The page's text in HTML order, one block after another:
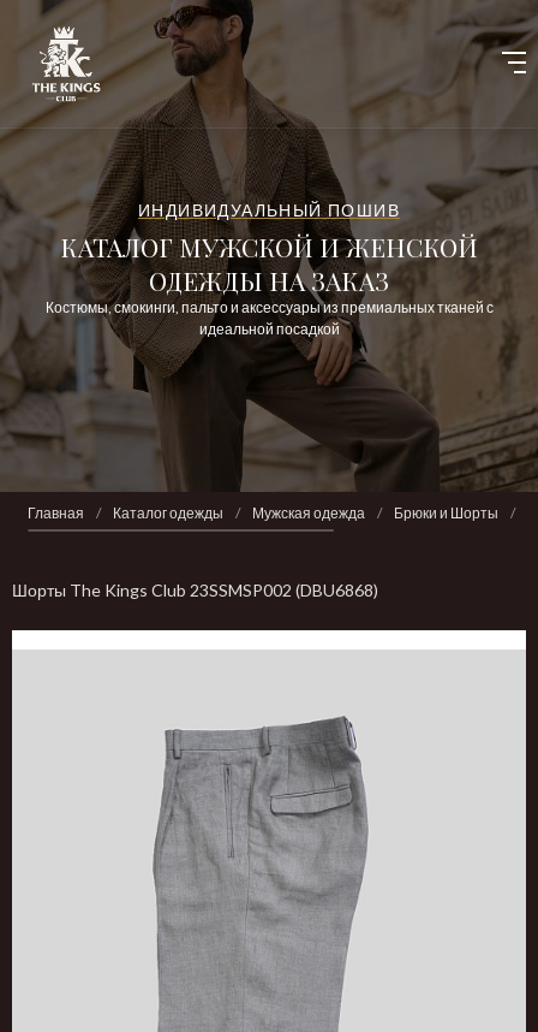
ИНДИВИДУАЛЬНЫЙ ПОШИВ
КАТАЛОГ МУЖСКОЙ И ЖЕНСКОЙ
ОДЕЖДЫ НА ЗАКАЗ
Костюмы, смокинги, пальто и аксессуары из премиальных тканей с
идеальной посадкой
Главная / Каталог одежды / Мужская одежда / Брюки и Шорты /
Шорты The Kings Club 23SSMSP002 (DBU6868)